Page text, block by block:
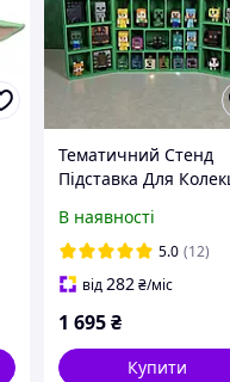
Тематичний Стенд
Підставка Для
Minecraft / Кіндер
Джой / Для 28
Гри Майнкрафт
В наявності
5.0 (12)
від282₴/міс
1 695₴
Купити